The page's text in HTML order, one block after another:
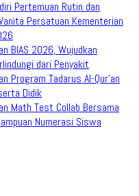
Pertemuan Rutin dan
Persatuan Kementerian
BIAS 2026, Wujudkan
dari Penyakit
Program Tadarus Al-Qur’an
Didik
Math Test Collab Bersama
Numerasi Siswa